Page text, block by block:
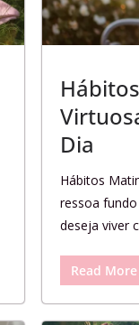
Dia
Hábitos
ressoa
deseja viver
Read More